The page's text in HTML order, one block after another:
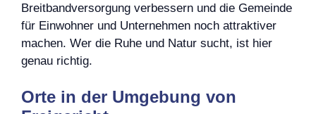
Breitbandversorgung verbessern und die Gemeinde
für Einwohner und Unternehmen noch attraktiver
machen. Wer die Ruhe und Natur sucht, ist hier
genau richtig.
Orte in der Umgebung von